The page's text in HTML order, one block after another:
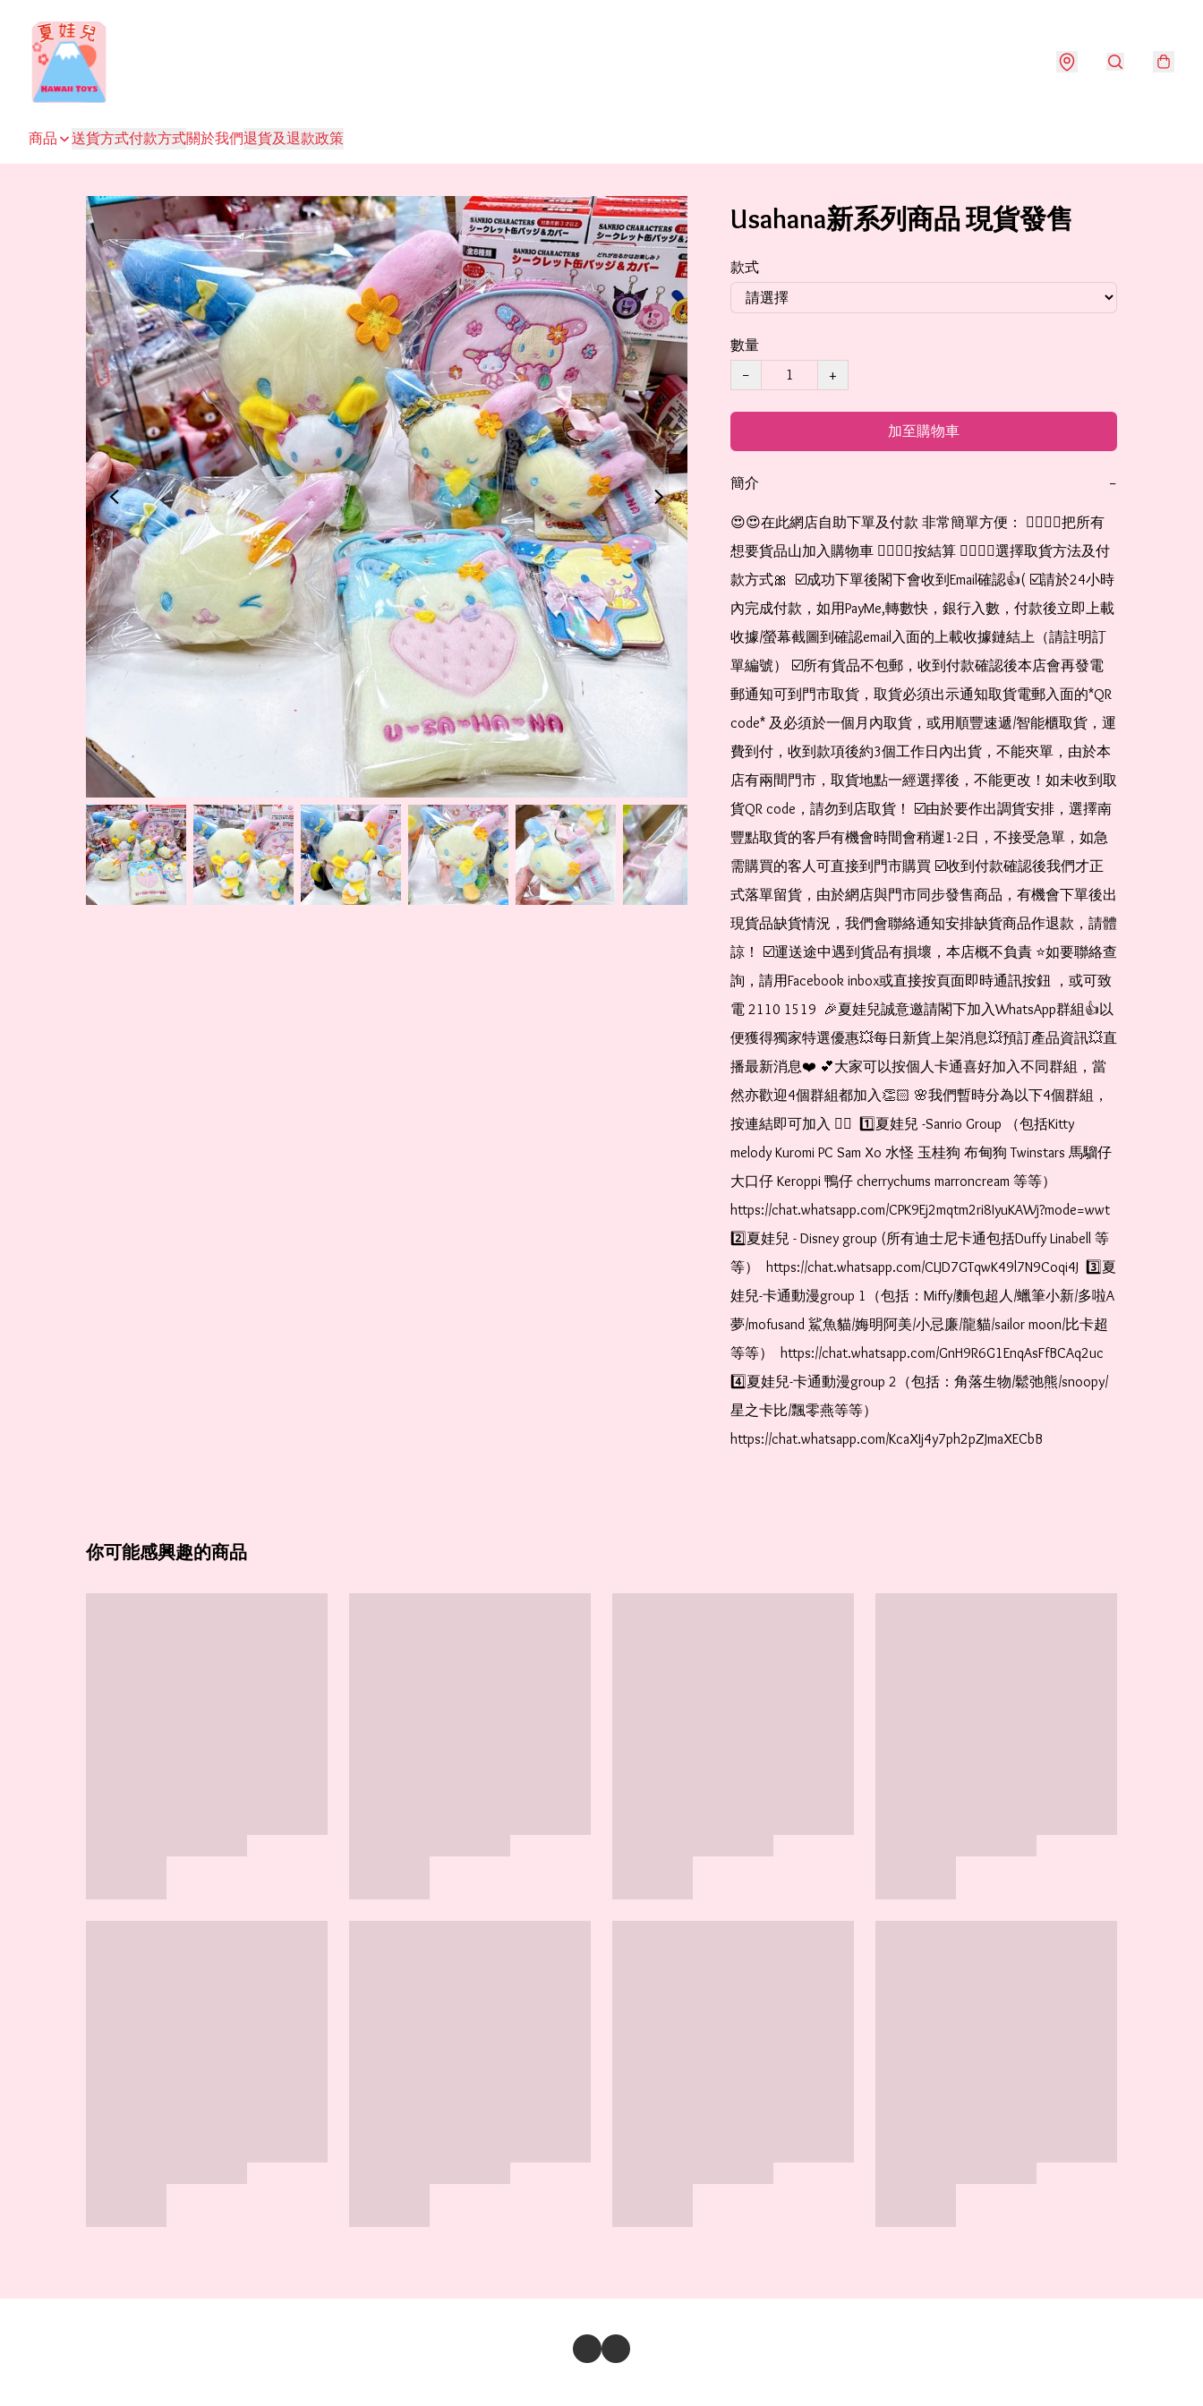
商品 送貨方式付款方式關於我們退貨及退款政策
Usahana新系列商品 現貨發售
款式
數量
−
+
加至購物車
簡介 −
😍😍在此網店自助下單及付款 非常簡單方便： 👉🏻👉🏻把所有
想要貨品山加入購物車 👉🏻👉🏻按結算 👉🏻👉🏻選擇取貨方法及付
款方式🎀  ☑️成功下單後閣下會收到Email確認👍( ☑️請於24小時
內完成付款，如用PayMe,轉數快，銀行入數，付款後立即上載
收據/螢幕截圖到確認email入面的上載收據鏈結上（請註明訂
單編號） ☑️所有貨品不包郵，收到付款確認後本店會再發電
郵通知可到門市取貨，取貨必須出示通知取貨電郵入面的*QR
code* 及必須於一個月內取貨，或用順豐速遞/智能櫃取貨，運
費到付，收到款項後約3個工作日內出貨，不能夾單，由於本
店有兩間門市，取貨地點一經選擇後，不能更改！如未收到取
貨QR code，請勿到店取貨！ ☑️由於要作出調貨安排，選擇南
豐點取貨的客戶有機會時間會稍遲1-2日，不接受急單，如急
需購買的客人可直接到門市購買 ☑️收到付款確認後我們才正
式落單留貨，由於網店與門市同步發售商品，有機會下單後出
現貨品缺貨情況，我們會聯絡通知安排缺貨商品作退款，請體
諒！ ☑️運送途中遇到貨品有損壞，本店概不負責 ⭐️如要聯絡查
詢，請用Facebook inbox或直接按頁面即時通訊按鈕 ，或可致
電 2110 1519  🎉夏娃兒誠意邀請閣下加入WhatsApp群組👍以
便獲得獨家特選優惠💥每日新貨上架消息💥預訂產品資訊💥直
播最新消息❤️ 💕大家可以按個人卡通喜好加入不同群組，當
然亦歡迎4個群組都加入👏🏻 🌸我們暫時分為以下4個群組，
按連結即可加入 👇🏻  1️⃣夏娃兒 -Sanrio Group （包括Kitty
melody Kuromi PC Sam Xo 水怪 玉桂狗 布甸狗 Twinstars 馬騮仔
大口仔 Keroppi 鴨仔 cherrychums marroncream 等等）
https://chat.whatsapp.com/CPK9Ej2mqtm2ri8IyuKAWj?mode=wwt
2️⃣夏娃兒 - Disney group (所有迪士尼卡通包括Duffy Linabell 等
等）  https://chat.whatsapp.com/CLJD7GTqwK49l7N9Coqi4J  3️⃣夏
娃兒-卡通動漫group 1（包括：Miffy/麵包超人/蠟筆小新/多啦A
夢/mofusand 鯊魚貓/娒明阿美/小忌廉/龍貓/sailor moon/比卡超
等等）  https://chat.whatsapp.com/GnH9R6G1EnqAsFfBCAq2uc
4️⃣夏娃兒-卡通動漫group 2（包括：角落生物/鬆弛熊/snoopy/
星之卡比/飄零燕等等）
https://chat.whatsapp.com/KcaXIj4y7ph2pZJmaXECbB
你可能感興趣的商品